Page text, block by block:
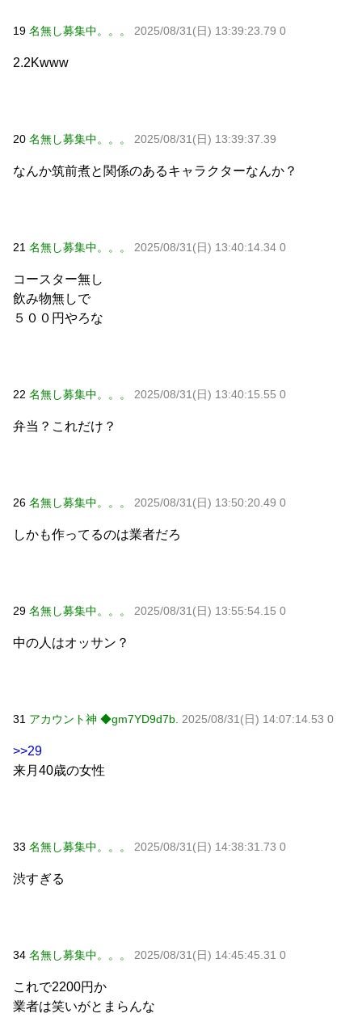
19 名無し募集中。。。 2025/08/31(日) 13:39:23.79 0
2.2Kwww
20 名無し募集中。。。 2025/08/31(日) 13:39:37.39
なんか筑前煮と関係のあるキャラクターなんか？
21 名無し募集中。。。 2025/08/31(日) 13:40:14.34 0
コースター無し
飲み物無しで
５００円やろな
22 名無し募集中。。。 2025/08/31(日) 13:40:15.55 0
弁当？これだけ？
26 名無し募集中。。。 2025/08/31(日) 13:50:20.49 0
しかも作ってるのは業者だろ
29 名無し募集中。。。 2025/08/31(日) 13:55:54.15 0
中の人はオッサン？
31 アカウント神 ◆gm7YD9d7b. 2025/08/31(日) 14:07:14.53 0
>>29
来月40歳の女性
33 名無し募集中。。。 2025/08/31(日) 14:38:31.73 0
渋すぎる
34 名無し募集中。。。 2025/08/31(日) 14:45:45.31 0
これで2200円か
業者は笑いがとまらんな